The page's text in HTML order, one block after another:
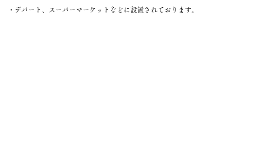
・デパート、スーパーマーケットなどに設置されております。